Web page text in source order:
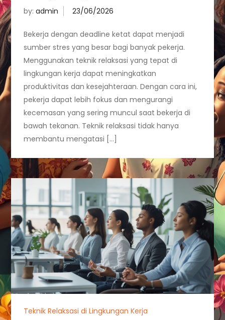
by:admin
Bekerja dengan deadline ketat dapat menjadi
sumber stres yang besar bagi banyak pekerja.
Menggunakan teknik relaksasi yang tepat di
lingkungan kerja dapat meningkatkan
produktivitas dan kesejahteraan. Dengan cara ini,
pekerja dapat lebih fokus dan mengurangi
kecemasan yang sering muncul saat bekerja di
bawah tekanan. Teknik relaksasi tidak hanya
membantu mengatasi […]
Teknik Relaksasi di Lingkungan Kerja